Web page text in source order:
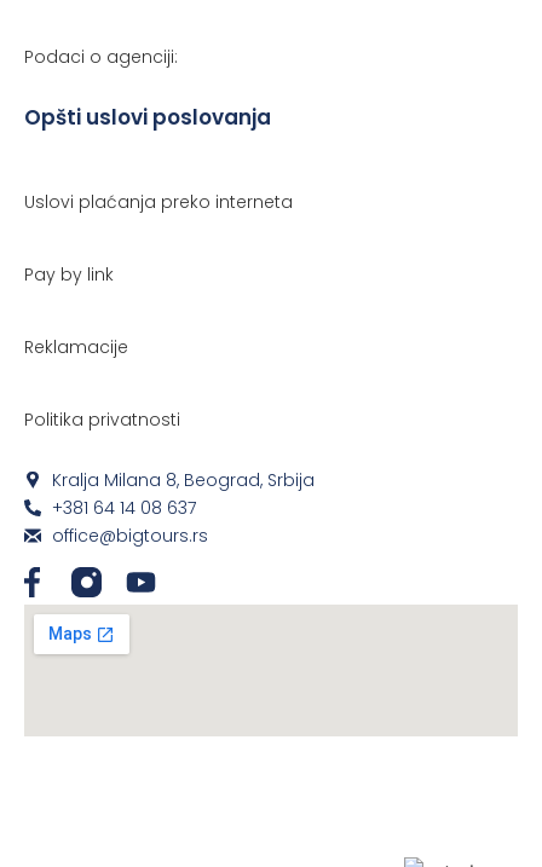
Podaci o agenciji:
Opšti uslovi poslovanja
Uslovi plaćanja preko interneta
Pay by link
Reklamacije
Politika privatnosti
Kralja Milana 8, Beograd, Srbija
+381 64 14 08 637
office@bigtours.rs